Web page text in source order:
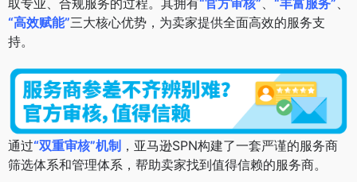
“高效赋能”三大核心优势，为卖家提供全面高效的服务支
持。
通过“双重审核”机制 ，亚马逊SPN构建了一套严谨的服务商
筛选体系和管理体系，帮助卖家找到值得信赖的服务商。